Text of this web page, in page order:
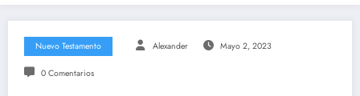
Nuevo Testamento Alexander Mayo 2, 2023
0 Comentarios